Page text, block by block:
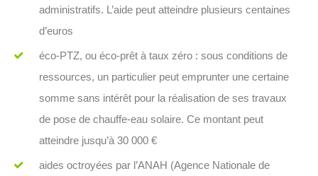
administratifs. L’aide peut atteindre plusieurs centaines
d’euros
éco-PTZ, ou éco-prêt à taux zéro : sous conditions de
ressources, un particulier peut emprunter une certaine
somme sans intérêt pour la réalisation de ses travaux
de pose de chauffe-eau solaire. Ce montant peut
atteindre jusqu’à 30 000 €
aides octroyées par l’ANAH (Agence Nationale de